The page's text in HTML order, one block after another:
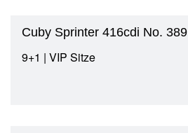
Cuby Sprinter 416cdi No. 389
9+1 | VIP Sitze